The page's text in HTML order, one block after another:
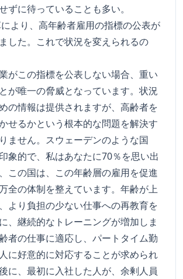
ずに待っていることも多い。
により、高年齢者雇用の指標の公表が
した。これで状況を変えられるの
がこの指標を公表しない場合、重い
が唯一の脅威となっています。状況
の情報は提供されますが、高齢者を
せるかという根本的な問題を解決す
ません。スウェーデンのような国
象的で、私はあなたに70％を思い出
この国は、この年齢層の雇用を促進
全の体制を整えています。年齢が上
より負担の少ない仕事への再教育を
、継続的なトレーニングが増加しま
者の仕事に適応し、パートタイム勤
に好意的に対応することが求められ
に、最初に入社した人が、余剰人員